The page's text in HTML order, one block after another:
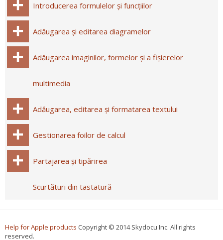
Introducerea formulelor și funcțiilor
Adăugarea și editarea diagramelor
Adăugarea imaginilor, formelor și a fișierelor
multimedia
Adăugarea, editarea și formatarea textului
Gestionarea foilor de calcul
Partajarea și tipărirea
Scurtături din tastatură
Help for Apple products Copyright © 2014 Skydocu Inc. All rights
reserved.